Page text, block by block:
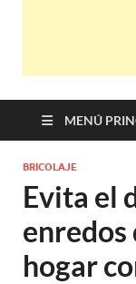
MENÚ
BRICOLAJE
Evita el
enredos
hogar